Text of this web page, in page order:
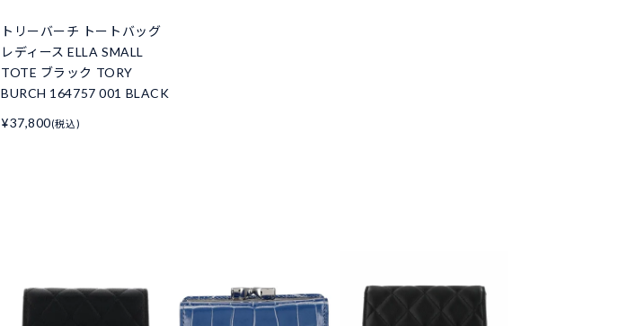
トリーバーチ トートバッグ
レディース ELLA SMALL
TOTE ブラック TORY
BURCH 164757 001 BLACK
¥37,800(税込)